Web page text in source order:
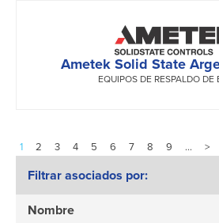
Filtrar asociados por:
Nombre
Ametek Solid State
EQUIPOS DE RESPALDO DE
1 2 3 4 5 6 7 8 9 … >